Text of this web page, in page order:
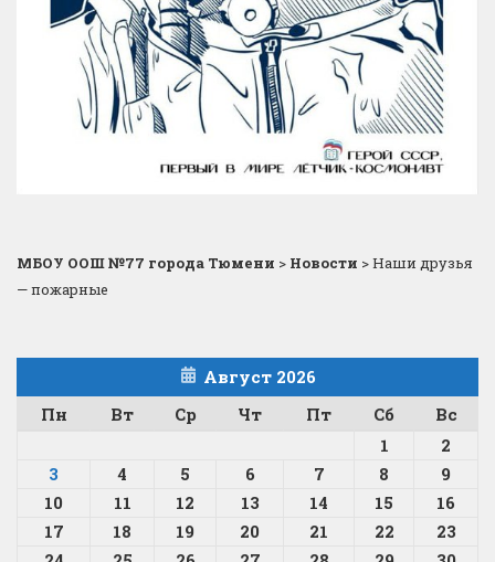
МБОУ ООШ №77 города Тюмени > Новости >Наши друзья
— пожарные
Август 2026
Пн
Вт Ср Чт Пт Сб
Вс
1
2
3
4 5 6 7 8
9
10
11 12 13 14 15
16
17
18 19 20 21 22
23